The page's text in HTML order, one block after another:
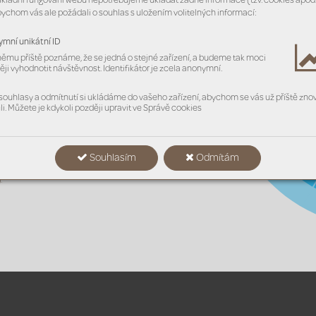
vás ale požádali o souhlas s uložením volitelných informací:
unikátní ID
příště poznáme, že se jedná o stejné zařízení, a budeme tak moci
vyhodnotit návštěvnost. Identifikátor je zcela anonymní.
a odmítnutí si ukládáme do vašeho zařízení, abychom se vás už příště
Můžete je kdykoli později upravit ve Správě cookies
Souhlasím Odmítám
má pr
ojekt
tavují externí
(široká veř
ejnost)
dodavatelé,
zdrojů &